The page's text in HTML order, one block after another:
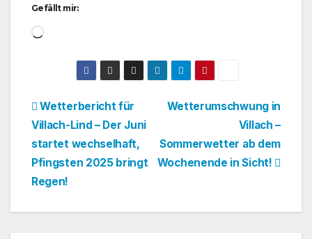
Gefällt mir:
Wird
Beitragsnavigation
Wetterumschwung in
Villach –
Sommerwetter ab dem
Wochenende in Sicht!
Wetterbericht für
Villach-Lind – Der Juni
startet wechselhaft,
Pfingsten 2025 bringt
Regen!